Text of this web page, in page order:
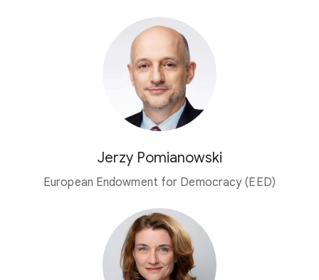
Jerzy Pomianowski
European Endowment for Democracy (EED)